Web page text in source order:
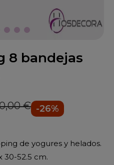
8 bandejas
€ -26%
de yogures y helados.
30-52.5 cm.